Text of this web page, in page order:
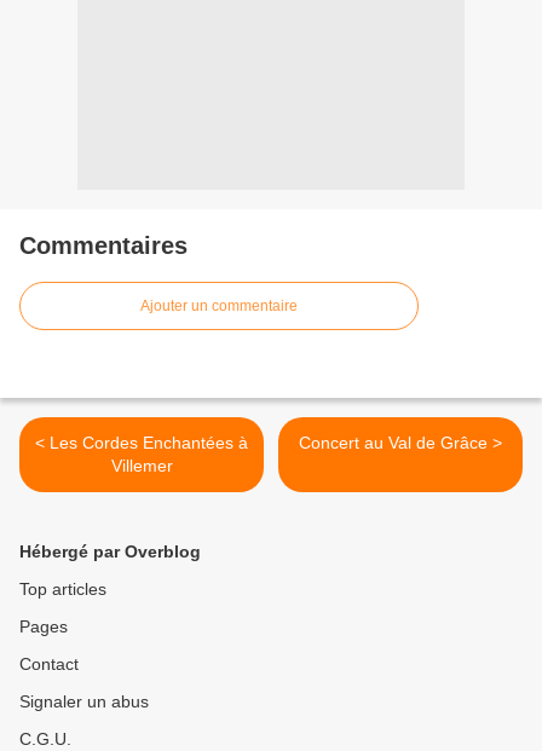
Commentaires
Ajouter un commentaire
< Les Cordes Enchantées à
Villemer
Concert au Val de Grâce >
Hébergé par Overblog
Top articles
Pages
Contact
Signaler un abus
C.G.U.